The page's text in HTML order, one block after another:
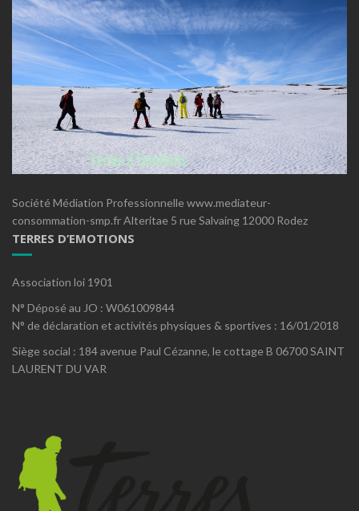
Société Médiation Professionnelle www.mediateur-
consommation-smp.fr Alteritae 5 rue Salvaing 12000 Rodez
TERRES D’EMOTIONS
Association loi 1901
N° Déposé au JO : W061009844
N° de déclaration et activités physiques & sportives : 16/01/2018
Siège social : 184 avenue Paul Cézanne, le cottage B 06700 SAINT
LAURENT DU VAR